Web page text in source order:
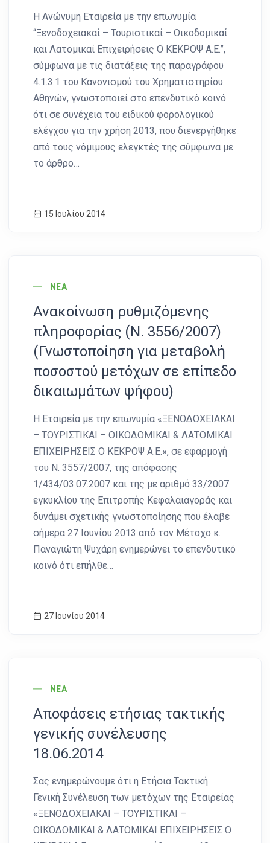
Η Ανώνυμη Εταιρεία με την επωνυμία
“Ξενοδοχειακαί – Τουριστικαί – Οικοδομικαί
και Λατομικαί Επιχειρήσεις Ο ΚΕΚΡΟΨ Α.Ε.”,
σύμφωνα με τις διατάξεις της παραγράφου
4.1.3.1 του Κανονισμού του Χρηματιστηρίου
Αθηνών, γνωστοποιεί στο επενδυτικό κοινό
ότι σε συνέχεια του ειδικού φορολογικού
ελέγχου για την χρήση 2013, που διενεργήθηκε
από τους νόμιμους ελεγκτές της σύμφωνα με
το άρθρο…
15 Ιουλίου 2014
ΝΈΑ
Ανακοίνωση ρυθμιζόμενης
πληροφορίας (Ν. 3556/2007)
(Γνωστοποίηση για μεταβολή
ποσοστού μετόχων σε επίπεδο
δικαιωμάτων ψήφου)
Η Εταιρεία με την επωνυμία «ΞΕΝΟΔΟΧΕΙΑΚΑΙ
– ΤΟΥΡΙΣΤΙΚΑΙ – ΟΙΚΟΔΟΜΙΚΑΙ & ΛΑΤΟΜΙΚΑΙ
ΕΠΙΧΕΙΡΗΣΕΙΣ Ο ΚΕΚΡΟΨ Α.Ε.», σε εφαρμογή
του Ν. 3557/2007, της απόφασης
1/434/03.07.2007 και της με αριθμό 33/2007
εγκυκλίου της Επιτροπής Κεφαλαιαγοράς και
δυνάμει σχετικής γνωστοποίησης που έλαβε
σήμερα 27 Ιουνίου 2013 από τον Μέτοχο κ.
Παναγιώτη Ψυχάρη ενημερώνει το επενδυτικό
κοινό ότι επήλθε…
27 Ιουνίου 2014
ΝΈΑ
Αποφάσεις ετήσιας τακτικής
γενικής συνέλευσης
18.06.2014
Σας ενημερώνουμε ότι η Ετήσια Τακτική
Γενική Συνέλευση των μετόχων της Εταιρείας
«ΞΕΝΟΔΟΧΕΙΑΚΑΙ – ΤΟΥΡΙΣΤΙΚΑΙ –
ΟΙΚΟΔΟΜΙΚΑΙ & ΛΑΤΟΜΙΚΑΙ ΕΠΙΧΕΙΡΗΣΕΙΣ Ο